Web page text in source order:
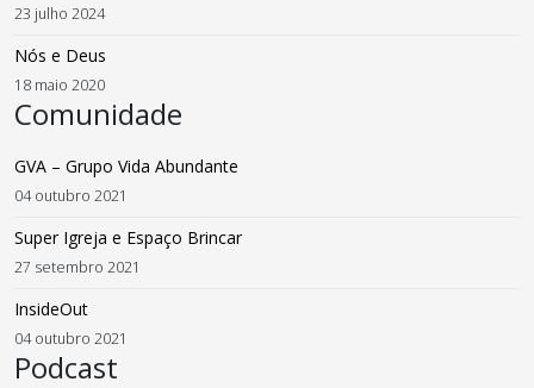
23 julho 2024
Nós e Deus
18 maio 2020
Comunidade
GVA – Grupo Vida Abundante
04 outubro 2021
Super Igreja e Espaço Brincar
27 setembro 2021
InsideOut
04 outubro 2021
Podcast